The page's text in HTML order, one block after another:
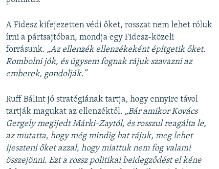
A Fidesz kifejezetten védi őket, rosszat nem lehet róluk
írni a pártsajtóban, mondja egy Fidesz-közeli
forrásunk. „Az ellenzék ellenzékeként építgetik őket.
Rombolni jók, és úgysem fognak rájuk szavazni az
emberek, gondolják.”
Ruff Bálint jó stratégiának tartja, hogy ennyire távol
tartják magukat az ellenzéktől. „Bár amikor Kovács
Gergely megijedt Márki-Zaytól, és rosszul reagálta le,
az mutatta, hogy még mindig hat rájuk, meg lehet
ijeszteni őket azzal, hogy miattuk nem fog valami
összejönni. Ezt a rossz politikai beidegződést el kéne